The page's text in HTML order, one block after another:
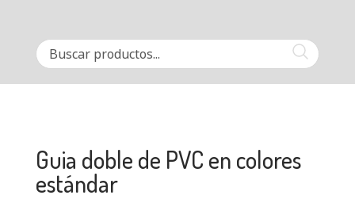
Guia doble de PVC en colores
estándar